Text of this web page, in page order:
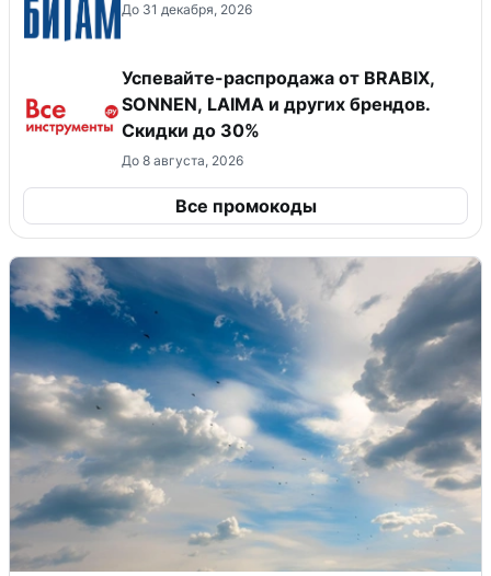
До 31 декабря, 2026
Успевайте-распродажа от BRABIX,
SONNEN, LAIMA и других брендов.
Скидки до 30%
До 8 августа, 2026
Все промокоды